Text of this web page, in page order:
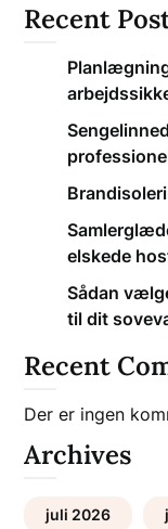
Recent
elskede
Sådan
til dit
Recent
Der er ingen
Archives
juli 2026